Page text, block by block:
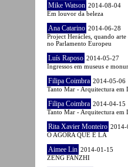
Mike Watson 2014-08-04
Em louvor da beleza
Ana Catarino 2014-06-28
Project Herácles, quando
no Parlamento Europeu
Luís Raposo 2014-05-27
Ingressos em museus e
Filipa Coimbra 2014-05-06
Tanto Mar - Arquitectura em
Filipa Coimbra 2014-04-15
Tanto Mar - Arquitectura em
Rita Xavier Monteiro 2014-
O AGORA QUE É LÁ
Aimee Lin 2014-01-15
ZENG FANZHI